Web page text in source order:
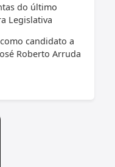
do último
Legislativa
candidato a
Roberto Arruda